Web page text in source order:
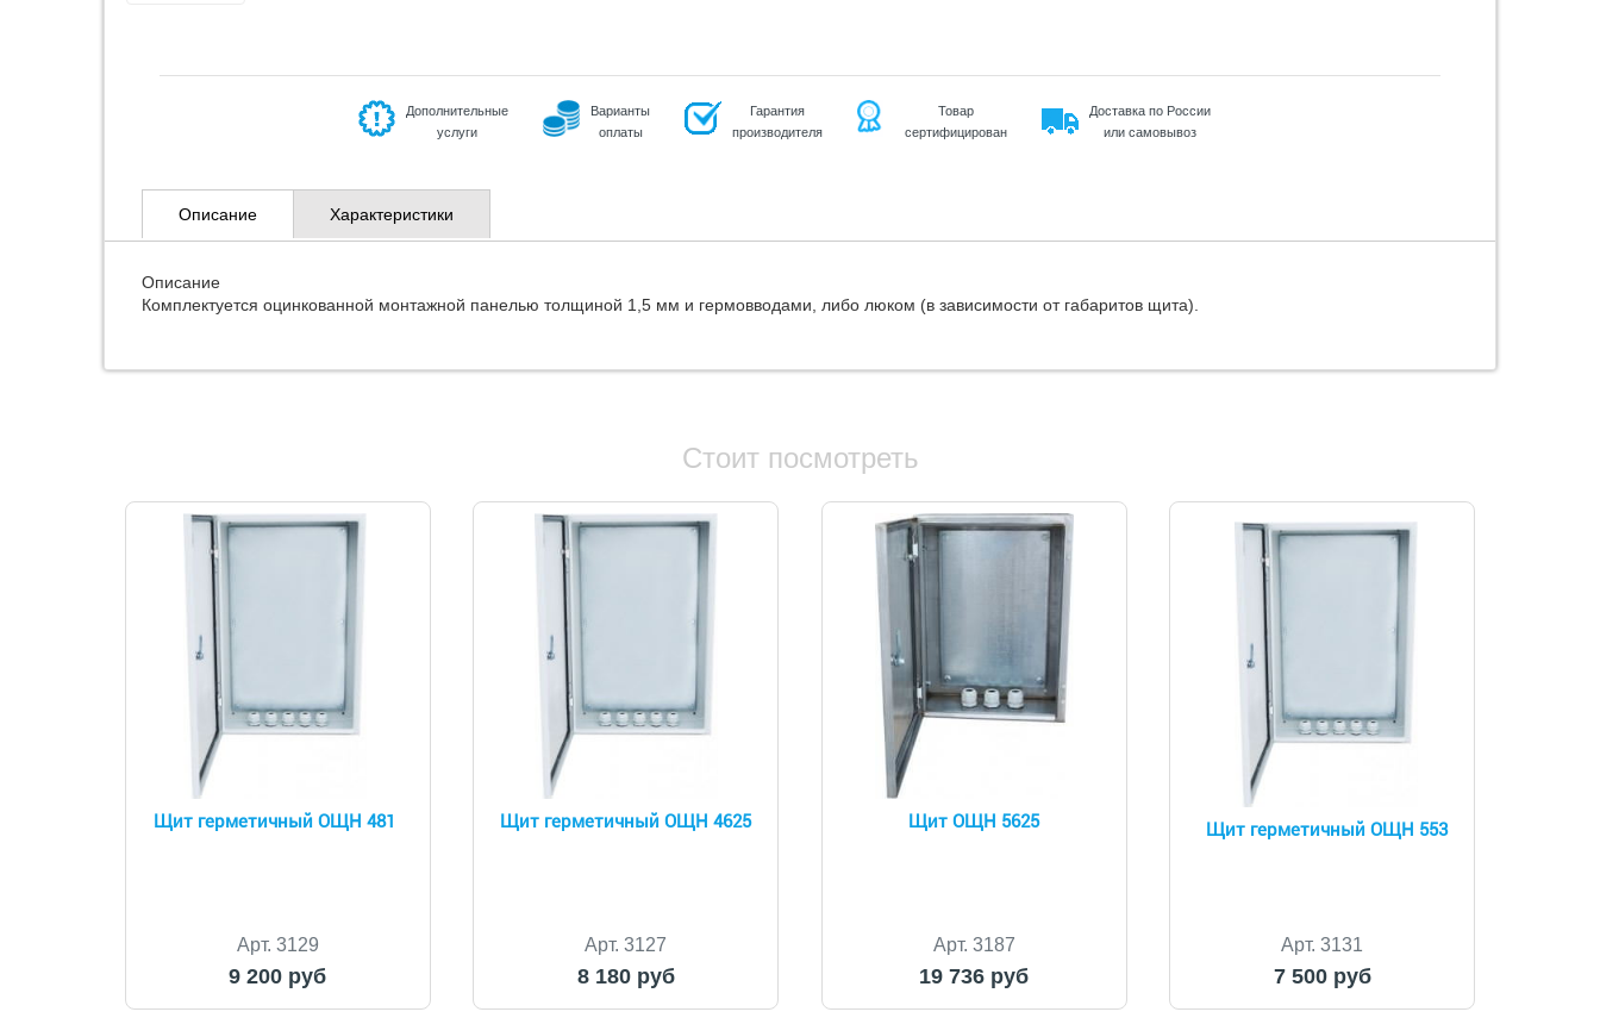
Дополнительные
услуги
Варианты
оплаты
Гарантия
производителя
Товар
сертифицирован
Доставка по России
или самовывоз
Описание Характеристики
Описание
Комплектуется оцинкованной монтажной панелью толщиной 1,5 мм и гермовводами, либо люком (в зависимости от габаритов щита).
Стоит посмотреть
Щит герметичный ОЩН 481
Арт. 3129
9 200 руб
Щит герметичный ОЩН 4625
Арт. 3127
8 180 руб
Щит ОЩН 5625
Арт. 3187
19 736 руб
Щит герметичный ОЩН 553
Арт. 3131
7 500 руб